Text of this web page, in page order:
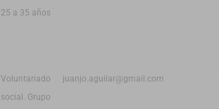
25 a 35 años
Voluntariado
social. Grupo
juanjo.aguilar@gmail.com